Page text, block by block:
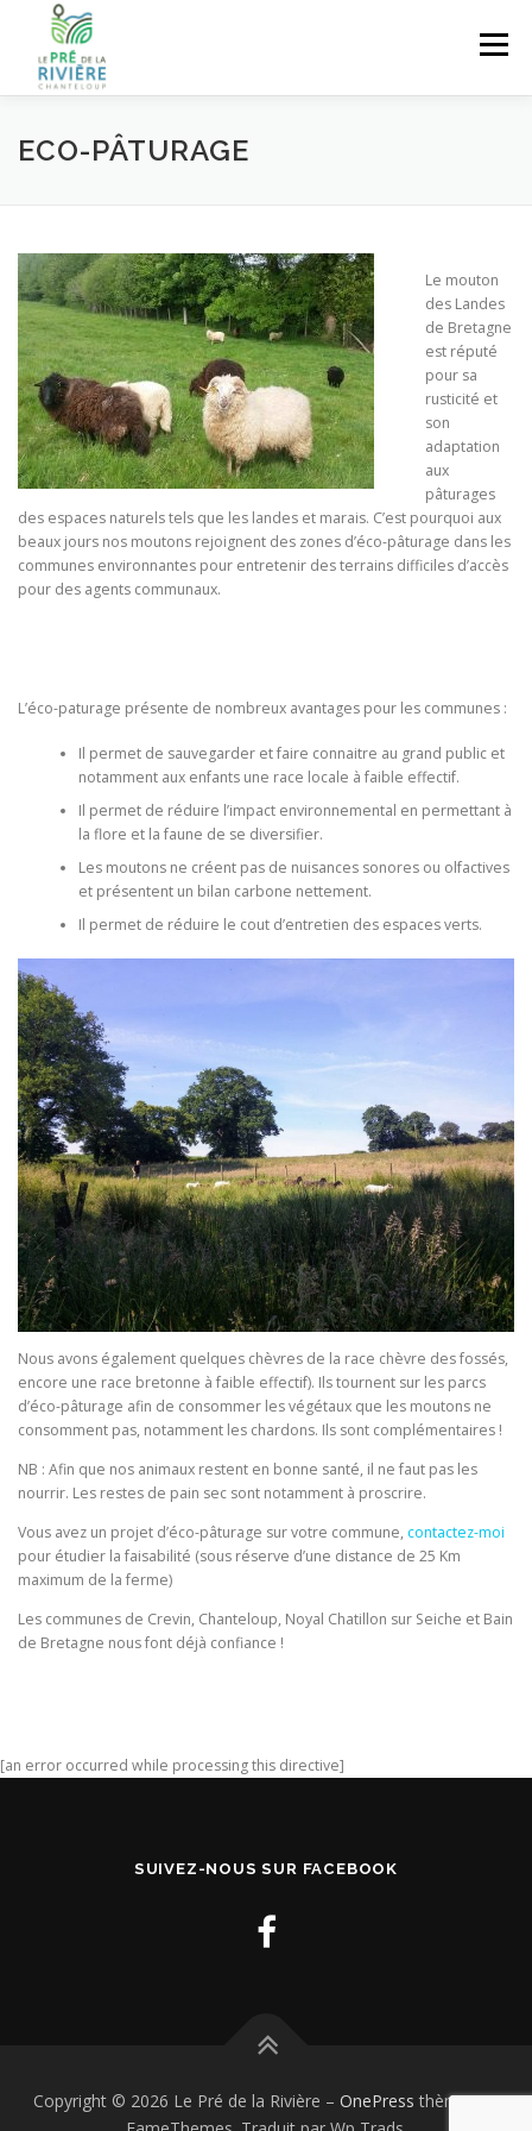
Aller au contenu
Menu
ACCUEIL PRÉSENTATION
SÉJOUR À LA FERME CONTACT
ECO-PÂTURAGE
Le mouton
des Landes
de Bretagne
est réputé
pour sa
rusticité et
son
adaptation
aux
pâturages
des espaces naturels tels que les landes et marais. C’est pourquoi aux
beaux jours nos moutons rejoignent des zones d’éco-pâturage dans les
communes environnantes pour entretenir des terrains difficiles d’accès
pour des agents communaux.
L’éco-paturage présente de nombreux avantages pour les communes :
Il permet de sauvegarder et faire connaitre au grand public et
notamment aux enfants une race locale à faible effectif.
Il permet de réduire l’impact environnemental en permettant à
la flore et la faune de se diversifier.
Les moutons ne créent pas de nuisances sonores ou olfactives
et présentent un bilan carbone nettement.
Il permet de réduire le cout d’entretien des espaces verts.
Nous avons également quelques chèvres de la race chèvre des fossés,
encore une race bretonne à faible effectif). Ils tournent sur les parcs
d’éco-pâturage afin de consommer les végétaux que les moutons ne
consomment pas, notamment les chardons. Ils sont complémentaires !
NB : Afin que nos animaux restent en bonne santé, il ne faut pas les
nourrir. Les restes de pain sec sont notamment à proscrire.
Vous avez un projet d’éco-pâturage sur votre commune, contactez-moi
pour étudier la faisabilité (sous réserve d’une distance de 25 Km
maximum de la ferme)
Les communes de Crevin, Chanteloup, Noyal Chatillon sur Seiche et Bain
de Bretagne nous font déjà confiance !
[an error occurred while processing this directive]
SUIVEZ-NOUS SUR FACEBOOK
Copyright © 2026 Le Pré de la Rivière – OnePress thème par